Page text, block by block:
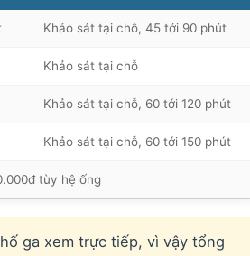
Khảo sát tại chỗ, 45 tới 90 phút
Khảo sát tại chỗ
Khảo sát tại chỗ, 60 tới 120 phút
Khảo sát tại chỗ, 60 tới 150 phút
tùy hệ ống
ga xem trực tiếp, vì vậy tổng